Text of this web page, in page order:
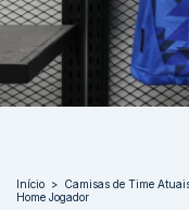
Início > Camisas de Time
Home Jogador